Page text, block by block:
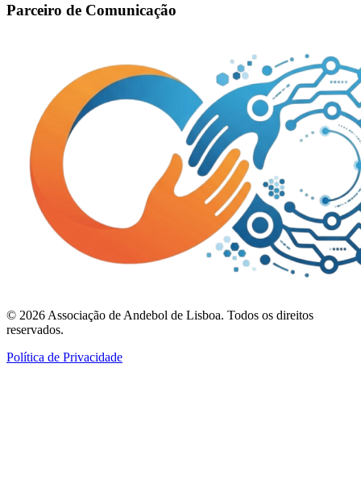
Parceiro de Comunicação
© 2026 Associação de Andebol de Lisboa. Todos os direitos
reservados.
Política de Privacidade